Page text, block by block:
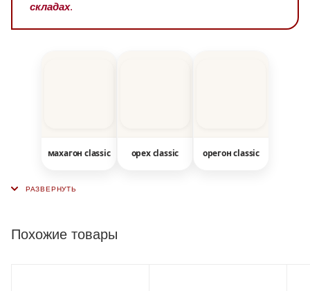
складах.
махагон classic орех classic орегон classic
Похожие товары